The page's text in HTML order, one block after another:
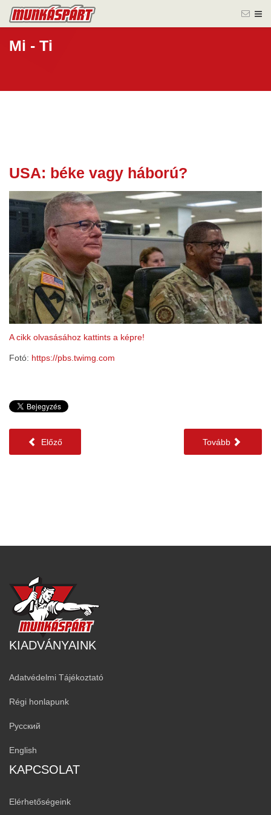
Mi - Ti
2025
USA: béke vagy háború?
A cikk olvasásához kattints a képre!
Fotó: https://pbs.twimg.com
Előző Tovább
KIADVÁNYAINK
Adatvédelmi Tájékoztató
Régi honlapunk
Русский
English
KAPCSOLAT
Elérhetőségeink